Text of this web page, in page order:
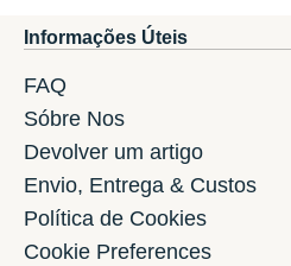
Informações Úteis
FAQ
Sóbre Nos
Devolver um artigo
Envio, Entrega & Custos
Política de Cookies
Cookie Preferences